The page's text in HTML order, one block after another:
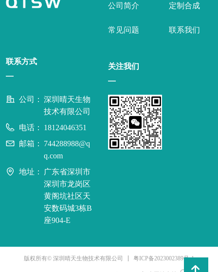
公司： 深圳晴天生物
技术有限公司
电话：
18124046351
邮箱：
744288988@q
q.com
地址：
广东省深圳市
深圳市龙岗区
黄阁坑社区天
安数码城3栋B
座904-E
联系方式
—
公司简介
常见问题
定制合成
联系我们
关注我们
—
녕
版权所有© 深圳晴天生物技术有限公司 粤ICP备2023002389号-1